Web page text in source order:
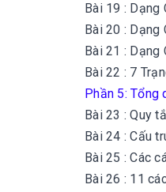
Bài 19 : Dạng
Bài 20 : Dạng
Bài 21 : Dạng
Bài 22 : 7
Phần 5: Tổng
Bài 23 : Quy
Bài 24 : Cấu
Bài 25 : Các
Bài 26 : 11